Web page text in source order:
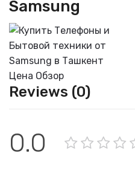
Samsung
Reviews (0)
0.0